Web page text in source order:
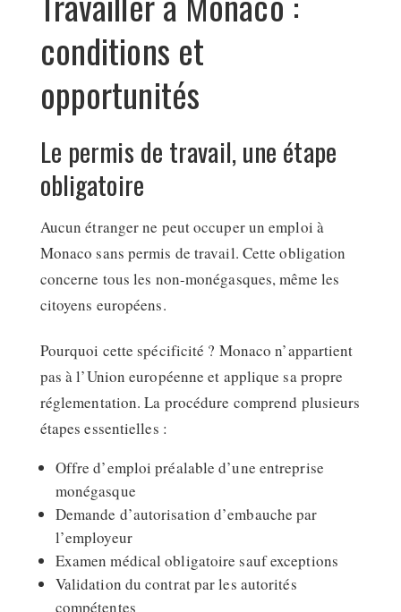
conditions et
opportunités
Le permis de travail, une étape
obligatoire
Aucun étranger ne peut occuper un emploi à
Monaco sans permis de travail. Cette obligation
concerne tous les non-monégasques, même les
citoyens européens.
Pourquoi cette spécificité ? Monaco n’appartient
pas à l’Union européenne et applique sa propre
réglementation. La procédure comprend plusieurs
étapes essentielles :
Offre d’emploi préalable d’une entreprise
monégasque
Demande d’autorisation d’embauche par
l’employeur
Examen médical obligatoire sauf exceptions
Validation du contrat par les autorités
compétentes